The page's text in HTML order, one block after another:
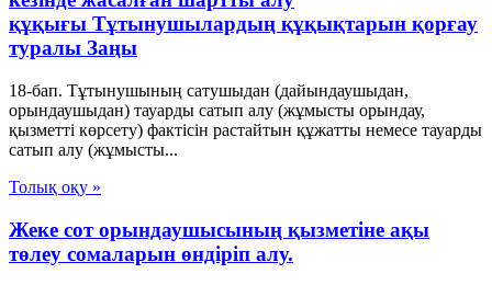
құқығы Тұтынушылардың құқықтарын қорғау
туралы Заңы
18-бап. Тұтынушының сатушыдан (дайындаушыдан,
орындаушыдан) тауарды сатып алу (жұмысты орындау,
қызметті көрсету) фактісін растайтын құжатты немесе тауарды
сатып алу (жұмысты...
Толық оқу »
Жеке сот орындаушысының қызметіне ақы
төлеу сомаларын өндіріп алу.